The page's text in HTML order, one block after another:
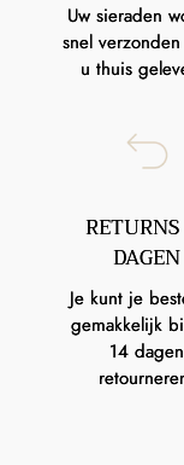
Uw sieraden
snel
u thuis
DAGEN
Je kunt je
gemakkelijk
14 dagen